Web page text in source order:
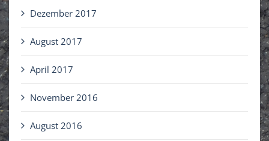
Dezember 2017
August 2017
April 2017
November 2016
August 2016